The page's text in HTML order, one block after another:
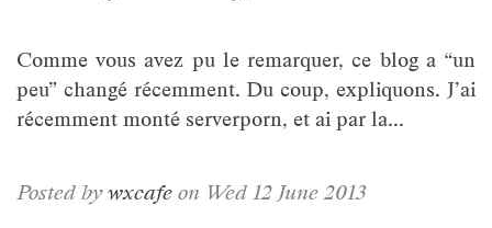
Comme vous avez pu le remarquer, ce blog a “un
peu” changé récemment. Du coup, expliquons. J’ai
récemment monté serverporn, et ai par la...
Posted bywxcafe on Wed 12 June 2013